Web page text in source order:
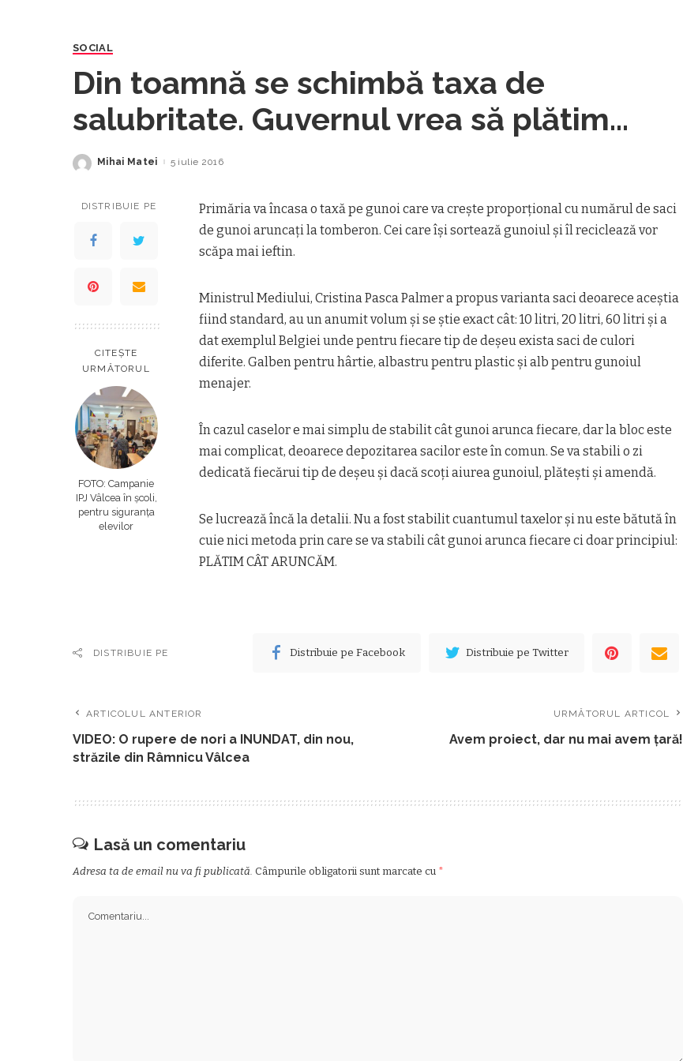
SOCIAL
Din toamnă se schimbă taxa de
salubritate. Guvernul vrea să plătim
pentru cât aruncăm
Posted
Mihai Matei 5 iulie 2016
DISTRIBUIE PE
CITEȘTE
URMĂTORUL
FOTO: Campanie
IPJ Vâlcea în şcoli,
pentru siguranţa
elevilor
Primăria va încasa o taxă pe gunoi care va creşte proporţional cu numărul de saci
de gunoi aruncaţi la tomberon. Cei care îşi sortează gunoiul şi îl reciclează vor
scăpa mai ieftin.
Ministrul Mediului, Cristina Pasca Palmer a propus varianta saci deoarece aceştia
fiind standard, au un anumit volum şi se ştie exact cât: 10 litri, 20 litri, 60 litri şi a
dat exemplul Belgiei unde pentru fiecare tip de deşeu exista saci de culori
diferite. Galben pentru hârtie, albastru pentru plastic şi alb pentru gunoiul
menajer.
În cazul caselor e mai simplu de stabilit cât gunoi arunca fiecare, dar la bloc este
mai complicat, deoarece depozitarea sacilor este în comun. Se va stabili o zi
dedicată fiecărui tip de deşeu şi dacă scoţi aiurea gunoiul, plăteşti şi amendă.
Se lucrează încă la detalii. Nu a fost stabilit cuantumul taxelor şi nu este bătută în
cuie nici metoda prin care se va stabili cât gunoi arunca fiecare ci doar principiul:
PLĂTIM CÂT ARUNCĂM.
DISTRIBUIE PE Distribuie pe Facebook Distribuie pe Twitter
ARTICOLUL ANTERIOR
VIDEO: O rupere de nori a INUNDAT, din nou,
străzile din Râmnicu Vâlcea
URMĂTORUL ARTICOL
Avem proiect, dar nu mai avem ţară!
Lasă un comentariu
Adresa ta de email nu va fi publicată. Câmpurile obligatorii sunt marcate cu *